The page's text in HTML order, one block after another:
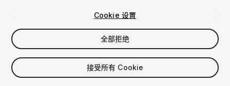
$7.99
增值税将在结算时计算
Cookie 设置
全部拒绝
接受所有 Cookie